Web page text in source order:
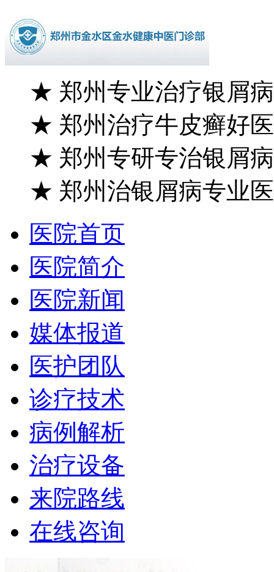
★ 郑州专业治疗银屑
★ 郑州治疗牛皮癣好
★ 郑州专研专治银屑
★ 郑州治银屑病专业
医院首页
医院简介
医院新闻
媒体报道
医护团队
诊疗技术
病例解析
治疗设备
来院路线
在线咨询